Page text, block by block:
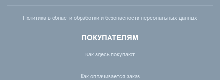
Политика в области обработки и безопасности персональных данных
ПОКУПАТЕЛЯМ
Как здесь покупают
Как оплачивается заказ